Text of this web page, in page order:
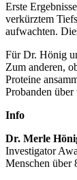
Erste
verkürztem
aufwachten.
Für Dr. Hönig
Zum anderen,
Proteine
Probanden
Info
Dr. Merle
Investigator
Menschen über